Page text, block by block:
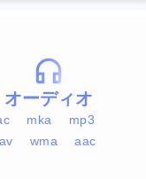
オーディオ
mka
mp3
wma aac